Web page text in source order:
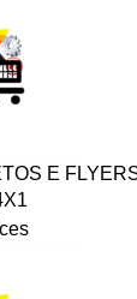
E